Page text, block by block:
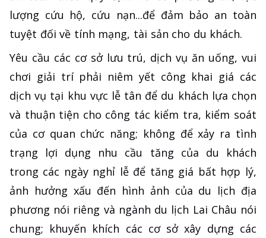
lượng cứu hộ, cứu nạn...để đảm bảo an toàn
tuyệt đối về tính mạng, tài sản cho du khách.
Yêu cầu các cơ sở lưu trú, dịch vụ ăn uống, vui
chơi giải trí phải niêm yết công khai giá các
dịch vụ tại khu vực lễ tân để du khách lựa chọn
và thuận tiện cho công tác kiểm tra, kiểm soát
của cơ quan chức năng; không để xảy ra tình
trạng lợi dụng nhu cầu tăng của du khách
trong các ngày nghỉ lễ để tăng giá bất hợp lý,
ảnh hưởng xấu đến hình ảnh của du lịch địa
phương nói riêng và ngành du lịch Lai Châu nói
chung; khuyến khích các cơ sở xây dựng các